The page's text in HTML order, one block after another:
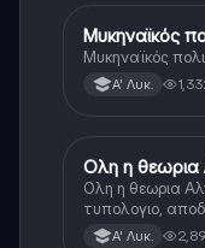
Ιστορία
Μυκηναϊκός
Μυκηναϊκός
Α' Λυκ.
Μαθηματικά
Ολη η θεωρια
Ολη η θεωρια
τυπολογιο,
για το
Α' Λυκ.